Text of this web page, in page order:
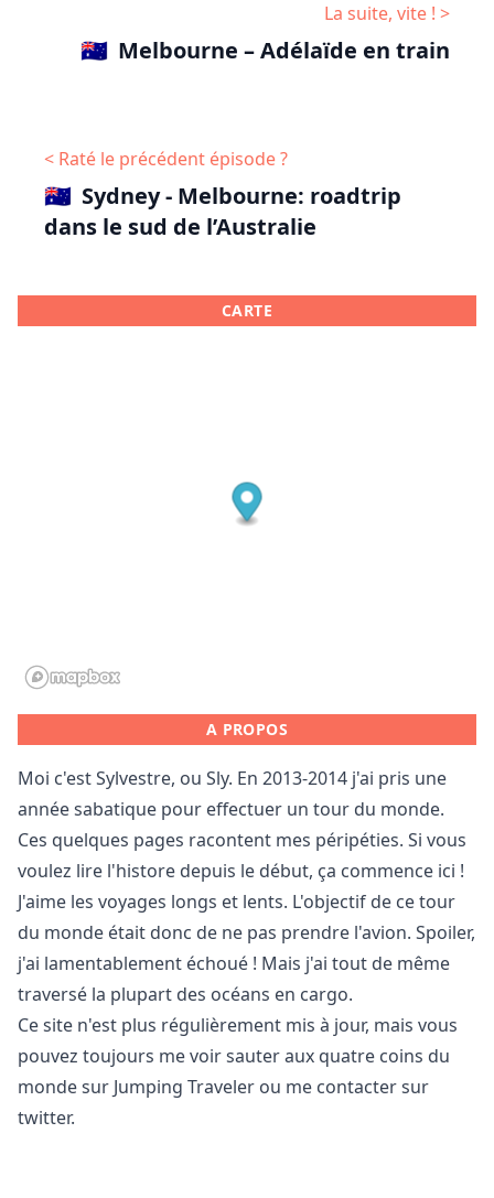
La suite, vite ! >
🇦🇺 Melbourne – Adélaïde en train
< Raté le précédent épisode ?
🇦🇺 Sydney - Melbourne: roadtrip
dans le sud de l’Australie
CARTE
A PROPOS
Moi c'est Sylvestre, ou Sly. En 2013-2014 j'ai pris une
année sabatique pour effectuer un tour du monde.
Ces quelques pages racontent mes péripéties. Si vous
voulez lire l'histore depuis le début, ça commence ici !
J'aime les voyages longs et lents. L'objectif de ce tour
du monde était donc de ne pas prendre l'avion. Spoiler,
j'ai lamentablement échoué ! Mais j'ai tout de même
traversé la plupart des océans en cargo.
Ce site n'est plus régulièrement mis à jour, mais vous
pouvez toujours me voir sauter aux quatre coins du
monde sur Jumping Traveler ou me contacter sur
twitter.